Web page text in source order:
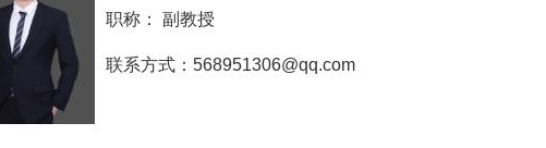
职称： 副教授
联系方式：568951306@qq.com